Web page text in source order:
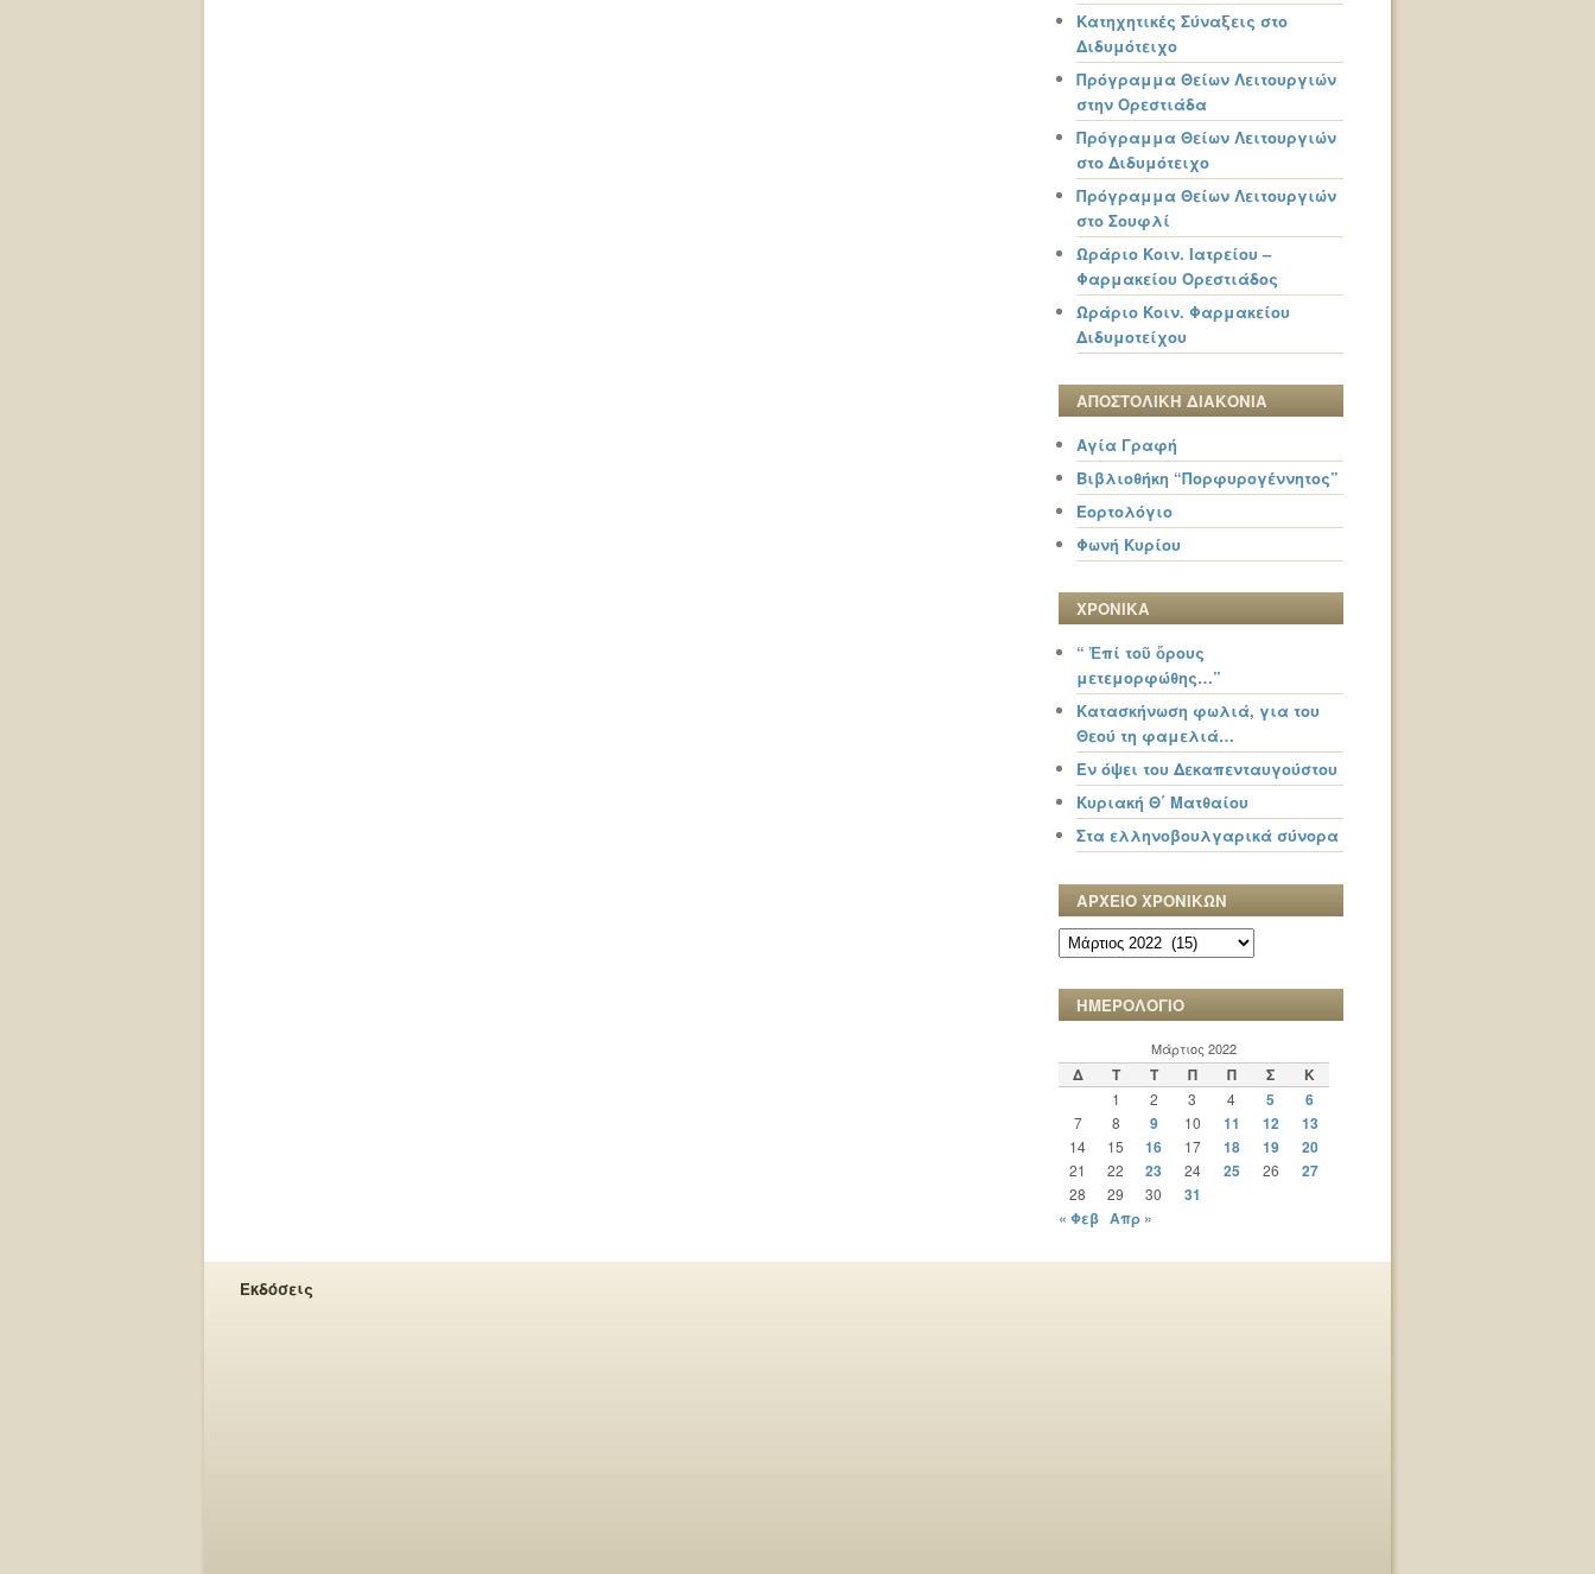
Κατηχητικές Σύναξεις στο
Διδυμότειχο
Πρόγραμμα Θείων Λειτουργιών
στην Ορεστιάδα
Πρόγραμμα Θείων Λειτουργιών
στο Διδυμότειχο
Πρόγραμμα Θείων Λειτουργιών
στο Σουφλί
Ωράριο Κοιν. Ιατρείου –
Φαρμακείου Ορεστιάδος
Ωράριο Κοιν. Φαρμακείου
Διδυμοτείχου
ΑΠΟΣΤΟΛΙΚΗ ΔΙΑΚΟΝΙΑ
Αγία Γραφή
Βιβλιοθήκη “Πορφυρογέννητος”
Εορτολόγιο
Φωνή Κυρίου
ΧΡΟΝΙΚΑ
“ Ἐπί τοῦ ὄρους
μετεμορφώθης…”
Κατασκήνωση φωλιά, για του
Θεού τη φαμελιά…
Εν όψει του Δεκαπενταυγούστου
Κυριακή Θ΄ Ματθαίου
Στα ελληνοβουλγαρικά σύνορα
ΑΡΧΕΙΟ ΧΡΟΝΙΚΩΝ
ΑΡΧΕΙΟ
ΧΡΟΝΙΚΩΝ
ΗΜΕΡΟΛΟΓΙΟ
Μάρτιος 2022
Δ Τ Τ Π Π Σ Κ
1 2 3 4 5 6
7 8 9 10 11 12 13
14 15 16 17 18 19 20
21 22 23 24 25 26 27
28 29 30
31
« Φεβ Απρ »
Εκδόσεις